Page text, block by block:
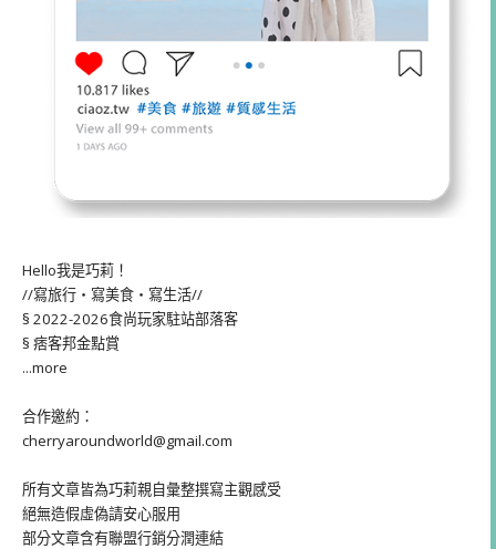
Hello我是巧莉！
//寫旅行・寫美食・寫生活//
§ 2022-2026食尚玩家駐站部落客
§ 痞客邦金點賞
...more
合作邀約：
cherryaroundworld@gmail.com
所有文章皆為巧莉親自彙整撰寫主觀感受
絕無造假虛偽請安心服用
部分文章含有聯盟行銷分潤連結